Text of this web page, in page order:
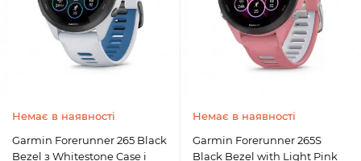
Немає в наявності
Garmin Forerunner 265 Black
Bezel з Whitestone Case і
Немає в наявності
Garmin Forerunner 265S
Black Bezel with Light Pink